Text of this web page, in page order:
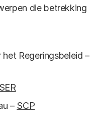
die betrekking
Regeringsbeleid –
SER
– SCP